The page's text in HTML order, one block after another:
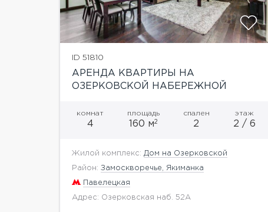
ID 51810
АРЕНДА КВАРТИРЫ НА
ОЗЕРКОВСКОЙ НАБЕРЕЖНОЙ
комнат
4
площадь
160 м2
спален
2
этаж
2 / 6
Жилой комплекс: Дом на Озерковской
Район: Замоскворечье, Якиманка
Павелецкая
Адрес: Озерковская наб. 52А